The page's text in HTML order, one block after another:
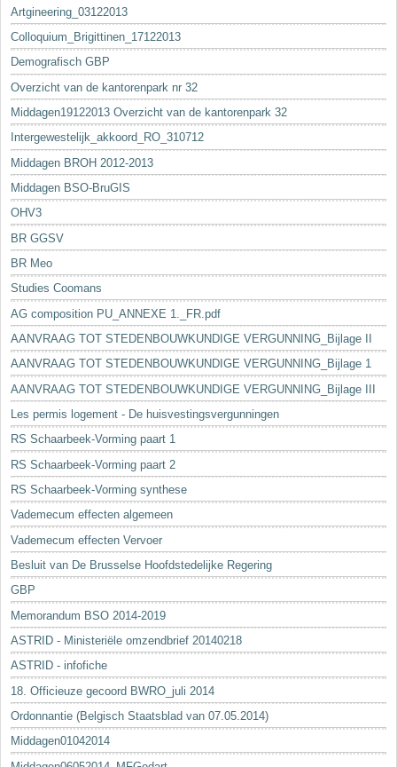
Artgineering_03122013
Colloquium_Brigittinen_17122013
Demografisch GBP
Overzicht van de kantorenpark nr 32
Middagen19122013 Overzicht van de kantorenpark 32
Intergewestelijk_akkoord_RO_310712
Middagen BROH 2012-2013
Middagen BSO-BruGIS
OHV3
BR GGSV
BR Meo
Studies Coomans
AG composition PU_ANNEXE 1._FR.pdf
AANVRAAG TOT STEDENBOUWKUNDIGE VERGUNNING_Bijlage II
AANVRAAG TOT STEDENBOUWKUNDIGE VERGUNNING_Bijlage 1
AANVRAAG TOT STEDENBOUWKUNDIGE VERGUNNING_Bijlage III
Les permis logement - De huisvestingsvergunningen
RS Schaarbeek-Vorming paart 1
RS Schaarbeek-Vorming paart 2
RS Schaarbeek-Vorming synthese
Vademecum effecten algemeen
Vademecum effecten Vervoer
Besluit van De Brusselse Hoofdstedelijke Regering
GBP
Memorandum BSO 2014-2019
ASTRID - Ministeriële omzendbrief 20140218
ASTRID - infofiche
18. Officieuze gecoord BWRO_juli 2014
Ordonnantie (Belgisch Staatsblad van 07.05.2014)
Middagen01042014